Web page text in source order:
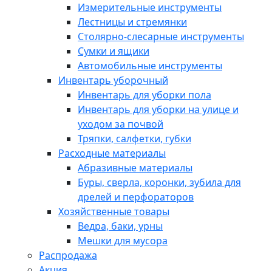
Измерительные инструменты
Лестницы и стремянки
Столярно-слесарные инструменты
Сумки и ящики
Автомобильные инструменты
Инвентарь уборочный
Инвентарь для уборки пола
Инвентарь для уборки на улице и
уходом за почвой
Тряпки, салфетки, губки
Расходные материалы
Абразивные материалы
Буры, сверла, коронки, зубила для
дрелей и перфораторов
Хозяйственные товары
Ведра, баки, урны
Мешки для мусора
Распродажа